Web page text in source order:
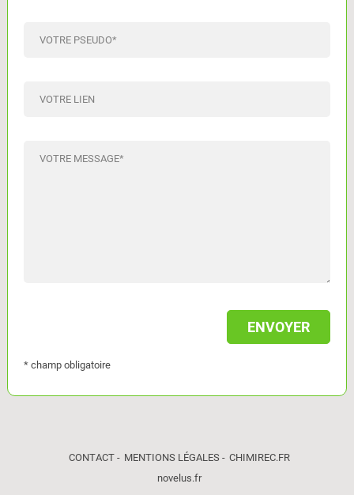
VOTRE PSEUDO*
VOTRE LIEN
VOTRE MESSAGE*
* champ obligatoire
CONTACT MENTIONS LÉGALES
CHIMIREC.FR
novelus.fr